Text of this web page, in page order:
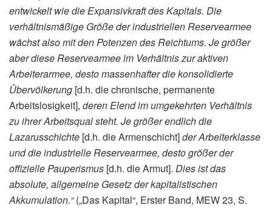
entwickelt wie die Expansivkraft des Kapitals. Die
verhältnismäßige Größe der industriellen Reservearmee
wächst also mit den Potenzen des Reichtums. Je größer
aber diese Reservearmee im Verhältnis zur aktiven
Arbeiterarmee, desto massenhafter die konsolidierte
Übervölkerung [d.h. die chronische, permanente
Arbeitslosigkeit], deren Elend im umgekehrten Verhältnis
zu ihrer Arbeitsqual steht. Je größer endlich die
Lazarusschichte [d.h. die Armenschicht]der Arbeiterklasse
und die industrielle Reservearmee, desto größer der
offizielle Pauperismus [d.h. die Armut]. Dies ist das
absolute, allgemeine Gesetz der kapitalistischen
Akkumulation.“(„Das Kapital“, Erster Band, MEW 23, S.